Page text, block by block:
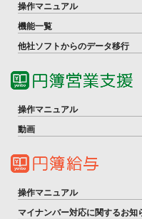
操作マニュアル
機能一覧
他社ソフトからのデータ移行
操作マニュアル
動画
操作マニュアル
マイナンバー対応に関するお知